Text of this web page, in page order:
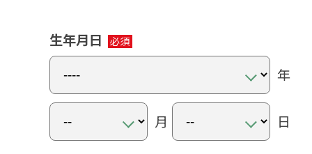
生年月日
年
月 日